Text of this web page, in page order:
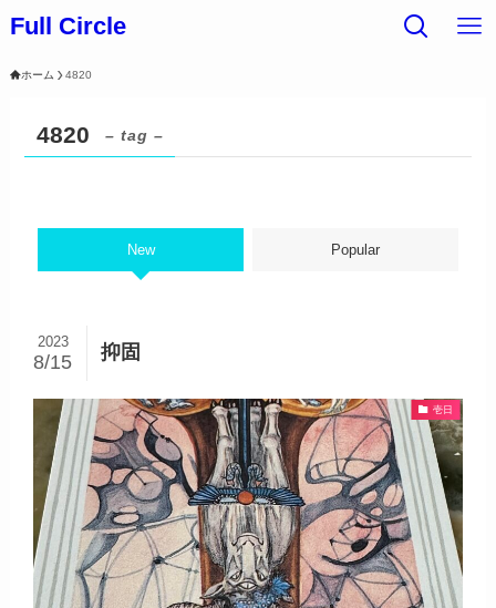
Full Circle
ホーム 4820
4820 – tag –
New Popular
抑固
2023
8/15
壱日